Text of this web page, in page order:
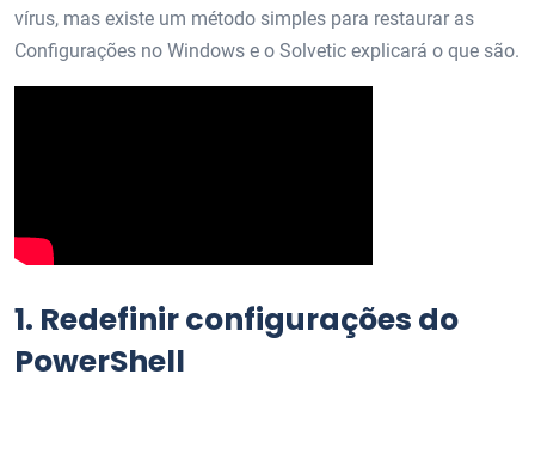
vírus, mas existe um método simples para restaurar as
Configurações no Windows e o Solvetic explicará o que são.
1. Redefinir configurações do
PowerShell